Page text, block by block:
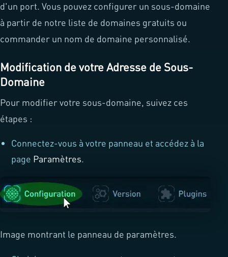
d'un port. Vous pouvez configurer un sous-domaine
à partir de notre liste de domaines gratuits ou
commander un nom de domaine personnalisé.
Modification de votre Adresse de Sous-
Domaine
Pour modifier votre sous-domaine, suivez ces
étapes :
Connectez-vous à votre panneau et accédez à la
page Paramètres.
Image montrant le panneau de paramètres.